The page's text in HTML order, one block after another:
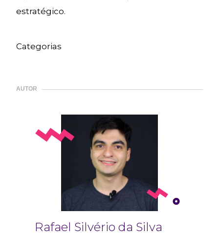
estratégico.
Categorias
AUTOR
Rafael Silvério da Silva